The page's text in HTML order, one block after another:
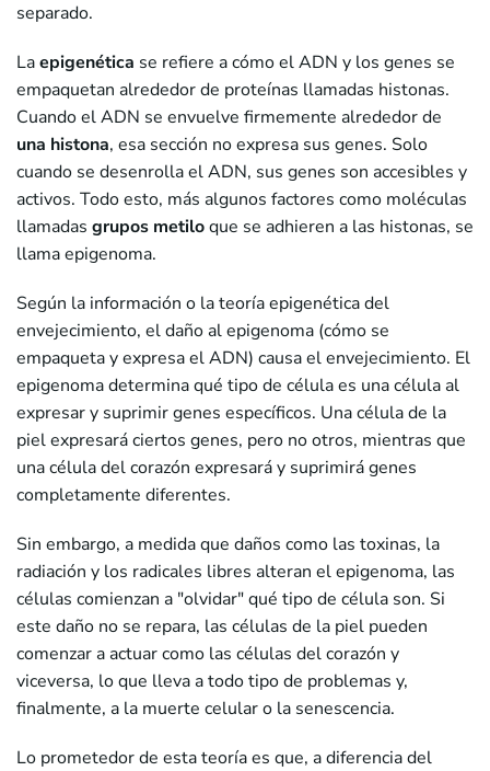
separado.
Laepigenética se refiere a cómo el ADN y los genes se
empaquetan alrededor de proteínas llamadas histonas.
Cuando el ADN se envuelve firmemente alrededor de
una histona, esa sección no expresa sus genes. Solo
cuando se desenrolla el ADN, sus genes son accesibles y
activos. Todo esto, más algunos factores como moléculas
llamadas grupos metiloque se adhieren a las histonas, se
llama epigenoma.
Según la información o la teoría epigenética del
envejecimiento, el daño al epigenoma (cómo se
empaqueta y expresa el ADN) causa el envejecimiento. El
epigenoma determina qué tipo de célula es una célula al
expresar y suprimir genes específicos. Una célula de la
piel expresará ciertos genes, pero no otros, mientras que
una célula del corazón expresará y suprimirá genes
completamente diferentes.
Sin embargo, a medida que daños como las toxinas, la
radiación y los radicales libres alteran el epigenoma, las
células comienzan a "olvidar" qué tipo de célula son. Si
este daño no se repara, las células de la piel pueden
comenzar a actuar como las células del corazón y
viceversa, lo que lleva a todo tipo de problemas y,
finalmente, a la muerte celular o la senescencia.
Lo prometedor de esta teoría es que, a diferencia del